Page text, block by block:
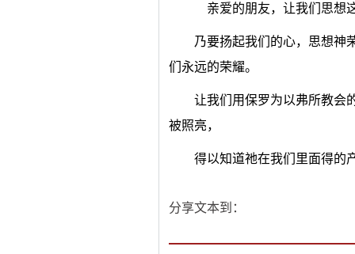
亲爱的朋友，让我们思想
乃要扬起我们的心，思想神
们永远的荣耀。
让我们用保罗为以弗所教会
被照亮，
得以知道祂在我们里面得的
分享文本到：